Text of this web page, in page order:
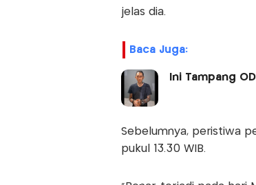
jelas dia.
Baca Juga:
Ini Tampang
Sebelumnya, peristiwa
pukul 13.30 WIB.